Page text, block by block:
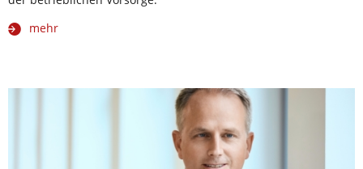
mehr